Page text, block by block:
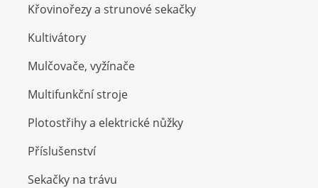
Křovinořezy a strunové sekačky
Kultivátory
Mulčovače, vyžínače
Multifunkční stroje
Plotostřihy a elektrické nůžky
Příslušenství
Sekačky na trávu